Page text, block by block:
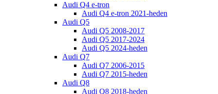
Audi Q4 e-tron
Audi Q4 e-tron 2021-heden
Audi Q5
Audi Q5 2008-2017
Audi Q5 2017-2024
Audi Q5 2024-heden
Audi Q7
Audi Q7 2006-2015
Audi Q7 2015-heden
Audi Q8
Audi Q8 2018-heden